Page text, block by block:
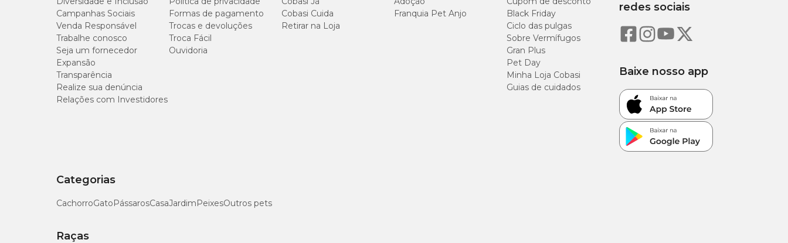
Por kg (produto)
Por
tablete
(2,8g)
Sulfato de Glicosamina (mín.)
EPA (mín.)
Ômega 3 (mín.)
Campanhas Sociais
Venda Responsável
Trabalhe conosco
Seja um fornecedor
Expansão
Transparência
Realize sua denúncia
Relações com Investidores
Formas de pagamento
Trocas e devoluções
Troca Fácil
Ouvidoria
Cobasi Cuida
Retirar na Loja
Franquia Pet Anjo
Black Friday
Ciclo das pulgas
Sobre Vermífugos
Gran Plus
Pet Day
Minha Loja Cobasi
Guias de cuidados
Categorias
CachorroGatoPássarosCasaJardimPeixesOutros pets
Raças
redes sociais
Baixe nosso app